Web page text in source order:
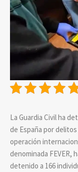
La Guardia Civil ha
de España por
operación
denominada FEVER,
detenido a 166